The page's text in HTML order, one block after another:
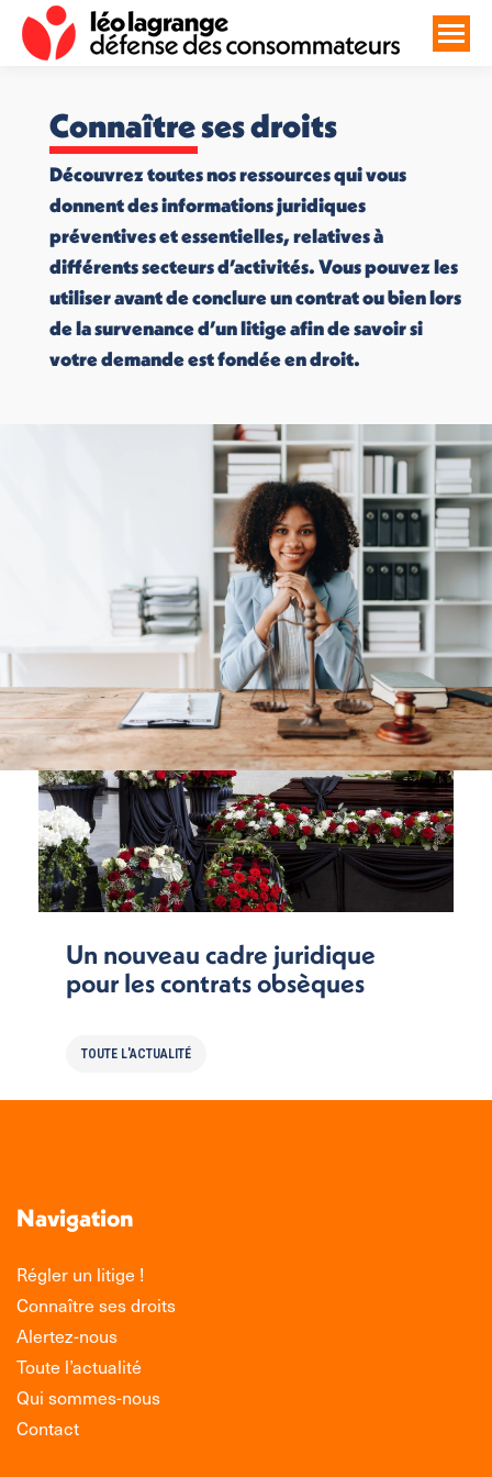
Connaître ses droits
Découvrez toutes nos ressources qui vous
donnent des informations juridiques
préventives et essentielles, relatives à
différents secteurs d’activités. Vous pouvez les
utiliser avant de conclure un contrat ou bien lors
de la survenance d’un litige afin de savoir si
votre demande est fondée en droit.
Un nouveau cadre juridique
pour les contrats obsèques
TOUTE L'ACTUALITÉ
Navigation
Régler un litige !
Connaître ses droits
Alertez-nous
Toute l’actualité
Qui sommes-nous
Contact